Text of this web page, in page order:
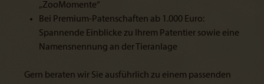
„ZooMomente“
Bei Premium-Patenschaften ab 1.000 Euro:
Spannende Einblicke zu Ihrem Patentier sowie eine
Namensnennung an der Tieranlage
Gern beraten wir Sie ausführlich zu einem passenden